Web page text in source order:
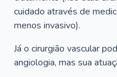
cuidado através de
menos invasivo).
Já o cirurgião vascular
angiologia, mas sua